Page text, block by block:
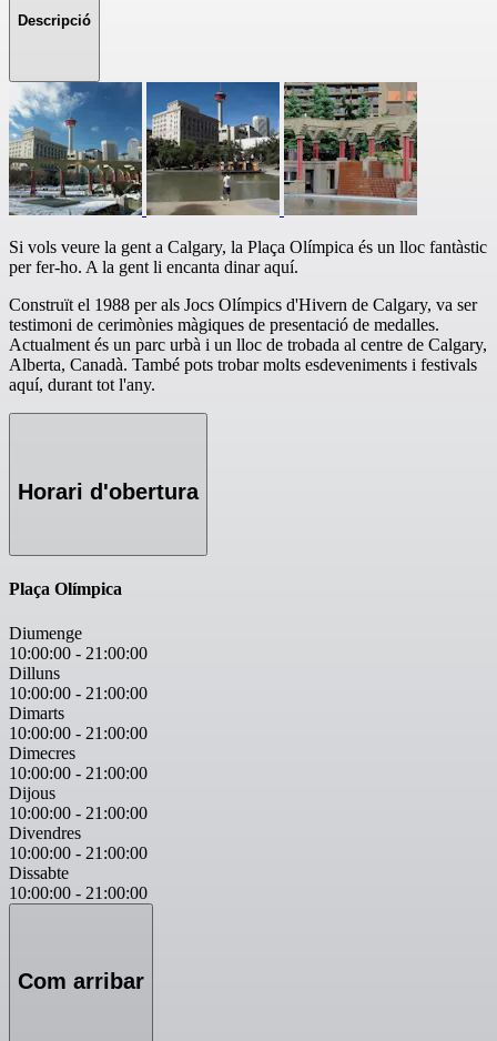
Descripció
Si vols veure la gent a Calgary, la Plaça Olímpica és un lloc fantàstic
per fer-ho. A la gent li encanta dinar aquí.
Construït el 1988 per als Jocs Olímpics d'Hivern de Calgary, va ser
testimoni de cerimònies màgiques de presentació de medalles.
Actualment és un parc urbà i un lloc de trobada al centre de Calgary,
Alberta, Canadà. També pots trobar molts esdeveniments i festivals
aquí, durant tot l'any.
Horari d'obertura
Plaça Olímpica
Diumenge
10:00:00 - 21:00:00
Dilluns
10:00:00 - 21:00:00
Dimarts
10:00:00 - 21:00:00
Dimecres
10:00:00 - 21:00:00
Dijous
10:00:00 - 21:00:00
Divendres
10:00:00 - 21:00:00
Dissabte
10:00:00 - 21:00:00
Com arribar